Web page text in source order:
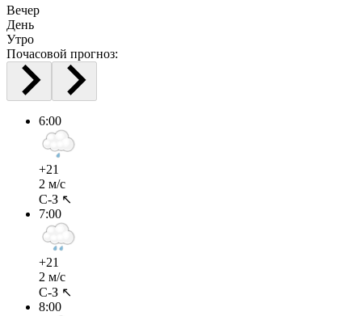
Вечер
День
Утро
Почасовой прогноз:
6:00
+21
2 м/с
С-З ↖
7:00
+21
2 м/с
С-З ↖
8:00